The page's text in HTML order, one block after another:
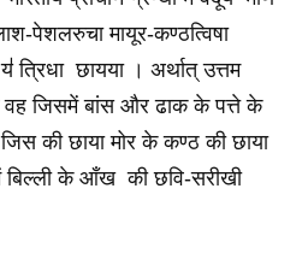
पेशलरुचा मायूर-कण्ठत्विषा
त्रिधा छायया । अर्थात्‌ उत्तम
वह जिसमें बांस और ढाक के पत्ते के
की छाया मोर के कण्ठ की छाया
बिल्ली के आँख की छवि-सरीखी